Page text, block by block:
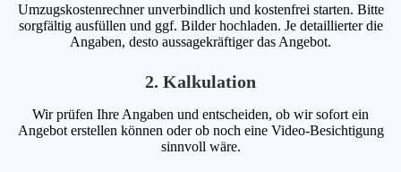
Umzugskostenrechner unverbindlich und kostenfrei starten. Bitte
sorgfältig ausfüllen und ggf. Bilder hochladen. Je detaillierter die
Angaben, desto aussagekräftiger das Angebot.
2. Kalkulation
Wir prüfen Ihre Angaben und entscheiden, ob wir sofort ein
Angebot erstellen können oder ob noch eine Video-Besichtigung
sinnvoll wäre.